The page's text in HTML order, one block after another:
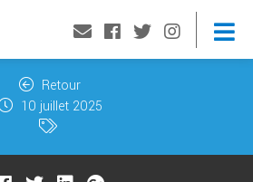
Retour
10 juillet 2025